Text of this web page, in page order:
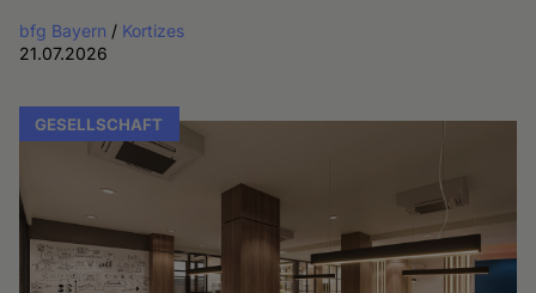
bfg Bayern / Kortizes
21.07.2026
GESELLSCHAFT